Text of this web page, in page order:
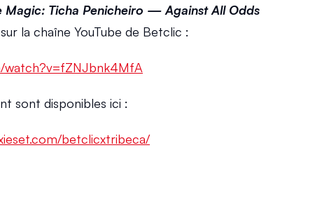
Magic: Ticha Penicheiro — Against All Odds
la chaîne YouTube de Betclic :
watch?v=fZNJbnk4MfA
sont disponibles ici :
betclicxtribeca/